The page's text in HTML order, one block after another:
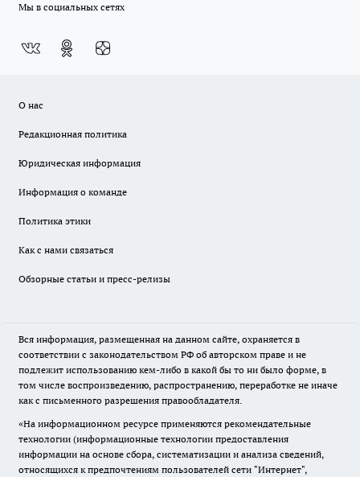
Мы в социальных сетях
О нас
Редакционная политика
Юридическая информация
Информация о команде
Политика этики
Как с нами связаться
Обзорные статьи и пресс-релизы
Вся информация, размещенная на данном сайте, охраняется в
соответствии с законодательством РФ об авторском праве и не
подлежит использованию кем-либо в какой бы то ни было форме, в
том числе воспроизведению, распространению, переработке не иначе
как с письменного разрешения правообладателя.
«На информационном ресурсе применяются рекомендательные
технологии (информационные технологии предоставления
информации на основе сбора, систематизации и анализа сведений,
относящихся к предпочтениям пользователей сети "Интернет",